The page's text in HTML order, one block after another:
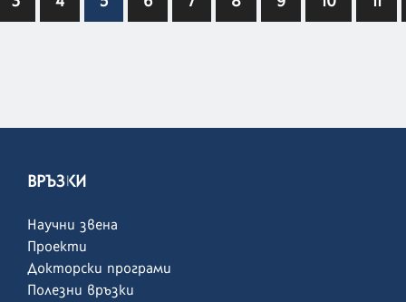
ВРЪЗКИ
Научни звена
Проекти
Докторски програми
Полезни връзки